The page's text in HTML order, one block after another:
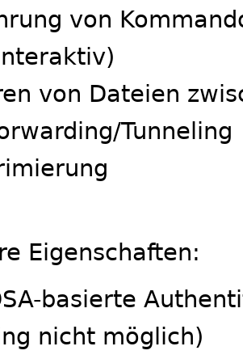
von
von Dateien
Tunneling
Eigenschaften:
basierte
nicht möglich)